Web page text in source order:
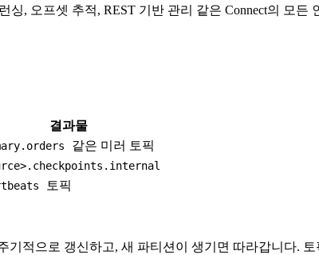
, 오프셋 추적, REST 기반 관리 같은 Connect의 모
결과물
같은 미러 토픽
토픽
기적으로 갱신하고, 새 파티션이 생기면 따라갑니다.